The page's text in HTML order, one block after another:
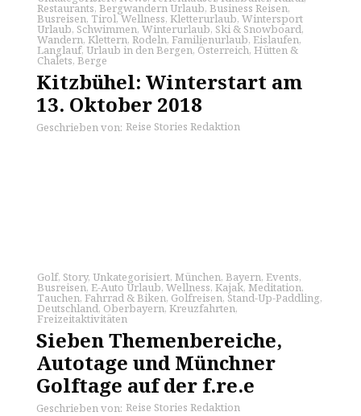
Restaurants, Bergwandern Urlaub, Business Reisen,
Busreisen, Tirol,Wellness, Kletterurlaub, Wintersport
Urlaub, Schwimmen, Winterurlaub, Ski & Snowboard,
Wandern, Klettern, Rodeln, Familienurlaub, Eislaufen,
Langlauf, Urlaub in den Bergen, Österreich, Hütten &
Chalets, Berge
Kitzbühel: Winterstart am
13. Oktober 2018
Geschrieben von: Reise Stories Redaktion
Golf, Story, Unkategorisiert, München, Bayern, Events,
Busreisen, E-Auto Urlaub, Wellness, Kajak, Meditation,
Tauchen, Fahrrad & Biken, Golfreisen, Stand-Up-Paddling,
Deutschland, Oberbayern, Kreuzfahrten,
Freizeitaktivitäten
Sieben Themenbereiche,
Autotage und Münchner
Golftage auf der f.re.e
Geschrieben von: Reise Stories Redaktion